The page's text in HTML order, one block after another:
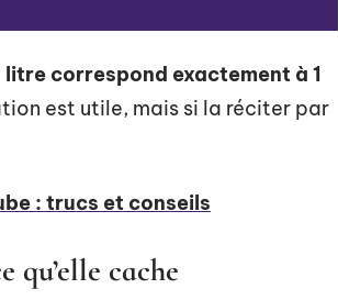
litre correspond exactement à 1
est utile, mais si la réciter par
: trucs et conseils
qu’elle cache